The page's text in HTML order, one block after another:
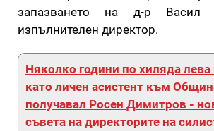
запазването на д-р Васил
изпълнителен директор.
Няколко години по хиляда лева
като личен асистент към
получавал Росен Димитров -
съвета на директорите на